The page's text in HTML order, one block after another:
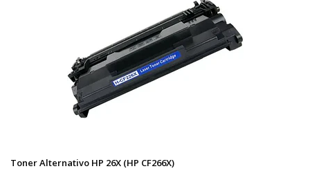
Toner Alternativo HP 26X (HP CF266X)